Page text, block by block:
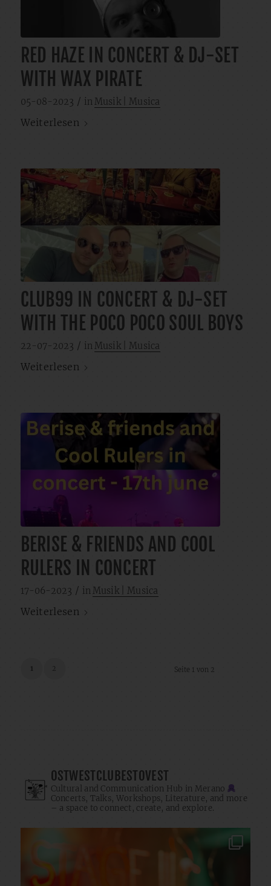
RED HAZE IN CONCERT & DJ-SET
WITH WAX PIRATE
05-08-2023 / in Musik | Musica
Weiterlesen
CLUB99 IN CONCERT & DJ-SET
WITH THE POCO POCO SOUL BOYS
22-07-2023 / in Musik | Musica
Weiterlesen
BERISE & FRIENDS AND COOL
RULERS IN CONCERT
17-06-2023 / in Musik | Musica
Weiterlesen
Seite 1 von 2
1 2
OSTWESTCLUBESTOVEST
Cultural and Communication Hub in Merano
Concerts, Talks, Workshops, Literature, and more
– a space to connect, create, and explore.